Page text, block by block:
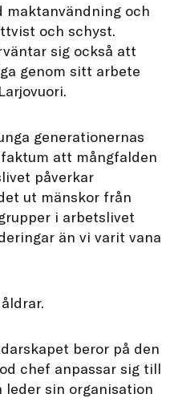
maktanvändning och
och schyst.
sig också att
genom sitt arbete
generationernas
att mångfalden
påverkar
ut mänskor från
i arbetslivet
än vi varit vana
beror på den
chef anpassar sig till
leder sin organisation